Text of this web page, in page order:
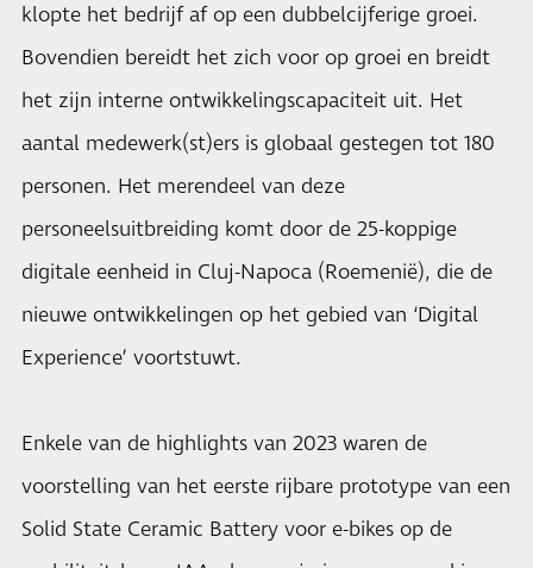
klopte het bedrijf af op een dubbelcijferige groei.
Bovendien bereidt het zich voor op groei en breidt
het zijn interne ontwikkelingscapaciteit uit. Het
aantal medewerk(st)ers is globaal gestegen tot 180
personen. Het merendeel van deze
personeelsuitbreiding komt door de 25-koppige
digitale eenheid in Cluj-Napoca (Roemenië), die de
nieuwe ontwikkelingen op het gebied van ‘Digital
Experience’ voortstuwt.
Enkele van de highlights van 2023 waren de
voorstelling van het eerste rijbare prototype van een
Solid State Ceramic Battery voor e-bikes op de